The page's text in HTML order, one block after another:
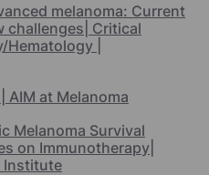
melanoma: Current
challenges| Critical
|
AIM at Melanoma
Melanoma Survival
on Immunotherapy|
Institute